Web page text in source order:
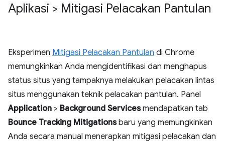
Aplikasi > Mitigasi Pelacakan Pantulan
Eksperimen Mitigasi Pelacakan Pantulan di Chrome
memungkinkan Anda mengidentifikasi dan menghapus
status situs yang tampaknya melakukan pelacakan lintas
situs menggunakan teknik pelacakan pantulan. Panel
Application > Background Servicesmendapatkan tab
Bounce Tracking Mitigationsbaru yang memungkinkan
Anda secara manual menerapkan mitigasi pelacakan dan